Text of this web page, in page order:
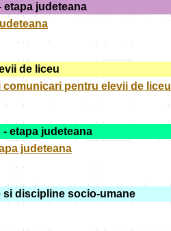
judeteana
de liceu
pentru elevii de liceu
etapa judeteana
judeteana
si discipline socio-umane